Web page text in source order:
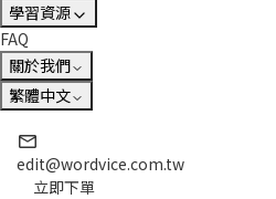
學習資源
FAQ
關於我們
繁體中文
edit@wordvice.com.tw
立即下單